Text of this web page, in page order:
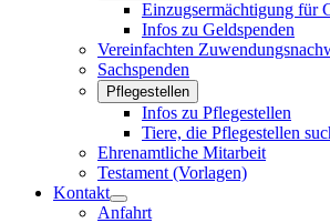
Einzugsermächtigung für
Infos zu Geldspenden
Vereinfachten
Sachspenden
Pflegestellen
Infos zu Pflegestellen
Tiere, die Pflegestellen
Ehrenamtliche Mitarbeit
Testament (Vorlagen)
Kontakt
Anfahrt